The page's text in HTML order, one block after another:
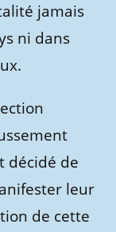
jamais
ni dans
décidé de
leur
de cette